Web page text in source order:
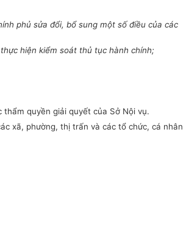
phủ sửa đổi, bổ sung một số điều của các
hiện kiểm soát thủ tục hành chính;
thẩm quyền giải quyết của Sở Nội vụ.
xã, phường, thị trấn và các tổ chức, cá nhân